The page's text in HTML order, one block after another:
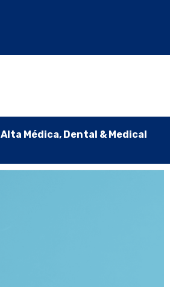
Alta Médica, Dental & Medical